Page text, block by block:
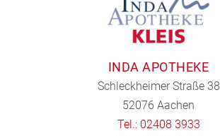
INDA APOTHEKE
Schleckheimer Straße 38
52076 Aachen
Tel.: 02408 3933